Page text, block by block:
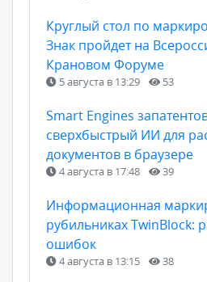
Круглый стол по
Знак пройдет на
Крановом Форуме
5 августа в 13:29 53
Smart Engines
сверхбыстрый ИИ для
документов в браузере
4 августа в 17:48 39
Информационная
рубильниках TwinBlock:
ошибок
4 августа в 13:15 38